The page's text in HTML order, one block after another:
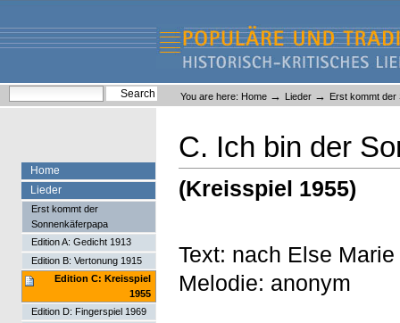
content.
navigation
Liederlexikon
Personal
tools
You are here: Home → Lieder → Erst kommt der
C. Ich bin der
(Kreisspiel 1955)
Text: nach Else
Melodie: anonym
Home
Lieder
Erst kommt der
Sonnenkäferpapa
Edition A: Gedicht 1913
Edition B: Vertonung 1915
Edition C: Kreisspiel
1955
Edition D: Fingerspiel 1969